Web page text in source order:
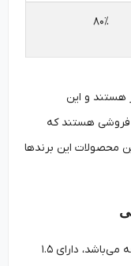
و این
هستند که
این برندها
این ماساژور که به شکل یک بالشت ۳۶۰ درجه می‌باشد، دارای ۱.۵